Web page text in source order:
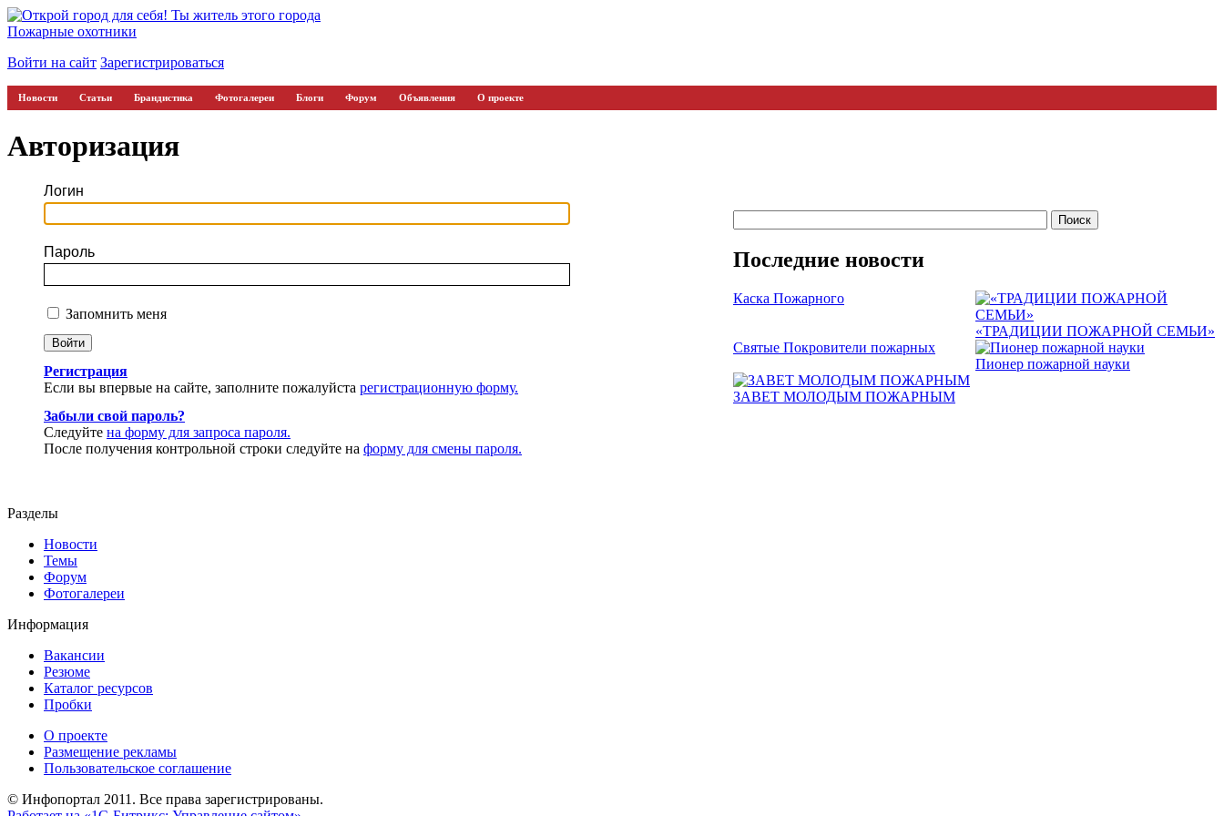
Пожарные охотники
Войти на сайт Зарегистрироваться
Новости Статьи Брандистика Фотогалереи Блоги Форум Объявления О проекте
Авторизация
Логин
Пароль
Запомнить меня
Регистрация
Если вы впервые на сайте, заполните пожалуйста регистрационную форму.
Забыли свой пароль?
Следуйте на форму для запроса пароля.
После получения контрольной строки следуйте на форму для смены пароля.
Последние новости
Каска Пожарного
«ТРАДИЦИИ ПОЖАРНОЙ СЕМЬИ»
Святые Покровители пожарных
Пионер пожарной науки
ЗАВЕТ МОЛОДЫМ ПОЖАРНЫМ
Разделы
Новости
Темы
Форум
Фотогалереи
Информация
Вакансии
Резюме
Каталог ресурсов
Пробки
О проекте
Размещение рекламы
Пользовательское соглашение
© Инфопортал 2011. Все права зарегистрированы.